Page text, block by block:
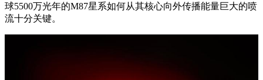
球5500万光年的M87星系如何从其核心向外传播能量巨大的喷
流十分关键。